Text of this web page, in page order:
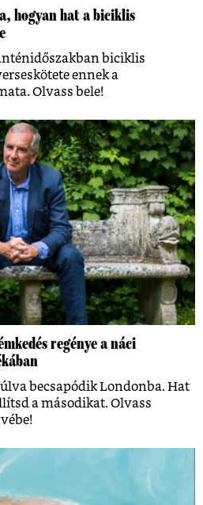
hogyan hat a biciklis
biciklis
ennek a
Olvass bele!
regénye a náci
becsapódik Londonba. Hat
a másodikat. Olvass